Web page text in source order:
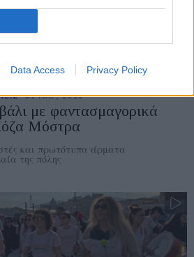
Data Access Privacy Policy
02 ΜΑΡ, 2025
με φαντασμαγορικά
Μόστρα
και πρωτότυπα άρματα
της πόλης